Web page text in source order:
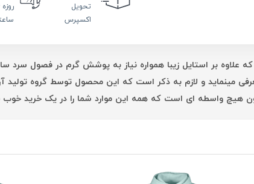
تحویل
اکسپرس
علاوه بر استایل زیبا همواره نیاز به پوشش گرم در فصول سرد
مینماید و لازم به ذکر است که این محصول توسط گروه